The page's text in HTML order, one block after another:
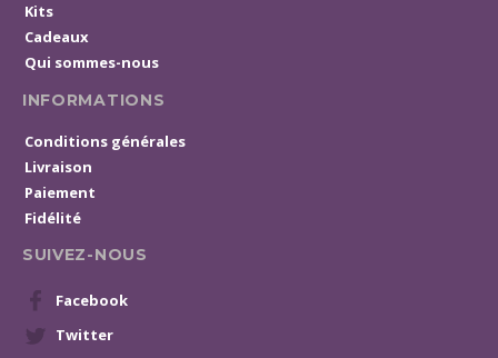
Kits
Cadeaux
Qui sommes-nous
INFORMATIONS
Conditions générales
Livraison
Paiement
Fidélité
SUIVEZ-NOUS
Facebook
Twitter